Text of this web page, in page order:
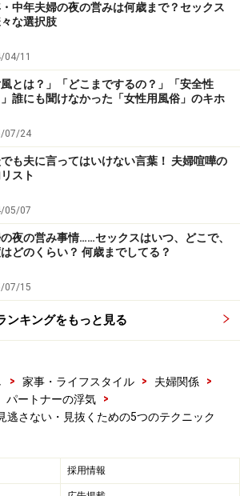
服装・持ち物
いた結婚指輪をはずしていることが増え
りませんか？
然と身だしなみを整えおしゃれに気
のは、老若男女を問わず見られる傾
としては多くないかもしれません
た服や装飾品、雑貨などを身につけ
すので、自分が買った覚えのないも
げなくチェック。
どの必然性のない理由で、結婚指輪を
が増えるのも、浮気の危険信号と判
の浮気を見破るポイントを3つご紹介
中年夫婦の夜の営みは何歳まで？セックス
な選択肢
04/11
風とは？」「どこまでするの？」「安全性
誰にも聞けなかった「女性用風俗」のキホ
07/24
も夫に言ってはいけない言葉！ 夫婦喧嘩の
スト
05/07
夜の営み事情……セックスはいつ、どこで、
どのくらい？ 何歳までしてる？
07/15
ンキングをもっと見る
> 家事・ライフスタイル > 夫婦関係
>
パートナーの浮気
>
逃さない・見抜くための5つのテクニック
採用情報